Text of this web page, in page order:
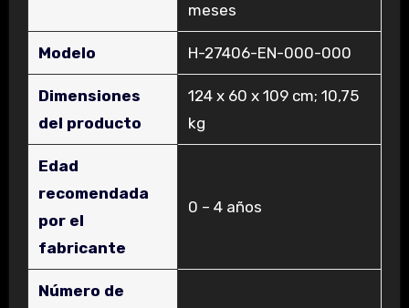
meses
Modelo ‎H-27406-EN-000-000
Dimensiones
del producto
‎124 x 60 x 109 cm; 10,75
kg
Edad
recomendada
por el
fabricante
‎0 – 4 años
Número de